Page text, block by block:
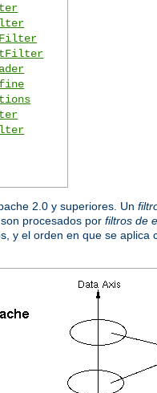
2.0 y superiores. Un
procesados por filtros de
y el orden en que se